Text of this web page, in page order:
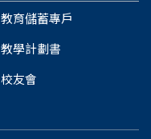
教育儲蓄專戶
教學計劃書
校友會